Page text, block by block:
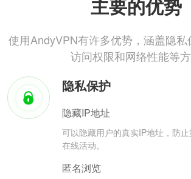
主要的优势
使用AndyVPN有许多优势，涵盖隐私
访问权限和网络性能等
隐私保护
隐藏IP地址
可以隐藏用户的真实IP地址，防
在线活动。
匿名浏览